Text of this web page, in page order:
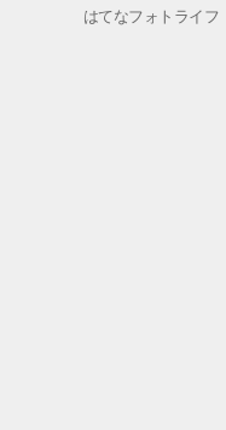
はてなフォトライフ